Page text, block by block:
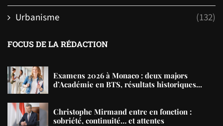
Urbanisme
(132)
FOCUS DE LA RÉDACTION
Examens 2026 à Monaco : deux majors
d’Académie en BTS, résultats historiques...
Christophe Mirmand entre en fonction :
sobriété, continuité… et attentes